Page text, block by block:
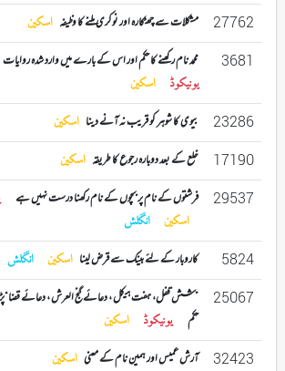
27762 مشکلات سے چھٹکارہ اور نوکری ملنے کا وظیفہ اسکین
3681 محمد نام رکھنے کا حکم اور اس کے بارے میں وارد شدہ روایات
یونیکوڈ اسکین
23286 بیوی کا شوہر کو قریب نہ آنے دینا اسکین
17190 خلع کے بعد دوبارہ رجوع کا طریقہ اسکین
29537 فرشتوں کے نام پر بچوں کے نام رکھنا درست نہیں ہے
اسکین
انگلش
5824 کاروبار کے لئے بینک سے قرض لینا اسکین انگلش
25067
”شش قفل، ہفت ہیکل ، دعائے گنج العرش ، دعائے
حکم
یونیکوڈ اسکین
32423 آرش عمیس اور ہمین نام کے معنی اسکین